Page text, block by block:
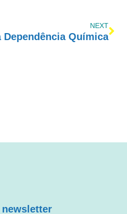
NEXT
Dependência Química